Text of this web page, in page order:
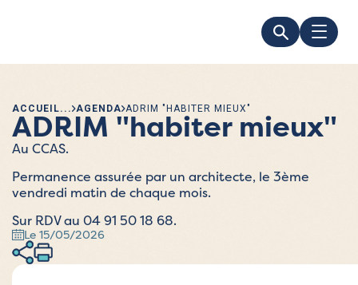
ACCUEIL AGENDA ADRIM "HABITER MIEUX"
ADRIM "habiter mieux"
Au CCAS.
Permanence assurée par un architecte, le 3ème
vendredi matin de chaque mois.
Sur RDV au 04 91 50 18 68.
Le 15/05/2026